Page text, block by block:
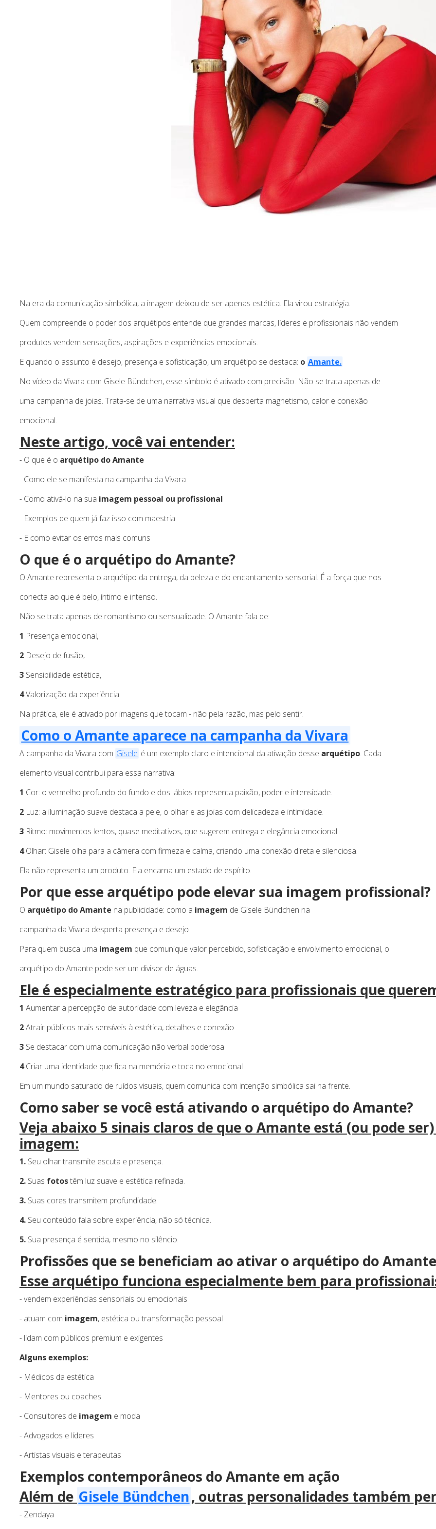
Na era da comunicação simbólica, a imagem deixou de ser apenas estética. Ela virou estratégia.
Quem compreende o poder dos arquétipos entende que grandes marcas, líderes e profissionais não vendem
produtos vendem sensações, aspirações e experiências emocionais.
E quando o assunto é desejo, presença e sofisticação, um arquétipo se destaca: o Amante.
No vídeo da Vivara com Gisele Bündchen, esse símbolo é ativado com precisão. Não se trata apenas de
uma campanha de joias. Trata-se de uma narrativa visual que desperta magnetismo, calor e conexão
emocional.
Neste artigo, você vai entender:
- O que é o arquétipo do Amante
- Como ele se manifesta na campanha da Vivara
- Como ativá-lo na sua imagem pessoal ou profissional
- Exemplos de quem já faz isso com maestria
- E como evitar os erros mais comuns
O que é o arquétipo do Amante?
O Amante representa o arquétipo da entrega, da beleza e do encantamento sensorial. É a força que nos
conecta ao que é belo, íntimo e intenso.
Não se trata apenas de romantismo ou sensualidade. O Amante fala de:
1 Presença emocional,
2 Desejo de fusão,
3 Sensibilidade estética,
4Valorização da experiência.
Na prática, ele é ativado por imagens que tocam - não pela razão, mas pelo sentir.
Como o Amante aparece na campanha da Vivara
A campanha da Vivara com Gisele é um exemplo claro e intencional da ativação desse arquétipo. Cada
elemento visual contribui para essa narrativa:
1 Cor: o vermelho profundo do fundo e dos lábios representa paixão, poder e intensidade.
2 Luz: a iluminação suave destaca a pele, o olhar e as joias com delicadeza e intimidade.
3 Ritmo: movimentos lentos, quase meditativos, que sugerem entrega e elegância emocional.
4Olhar: Gisele olha para a câmera com firmeza e calma, criando uma conexão direta e silenciosa.
Ela não representa um produto. Ela encarna um estado de espírito.
Por que esse arquétipo pode elevar sua imagem profissional?
O arquétipo do Amante na publicidade: como a imagem de Gisele Bündchen na
campanha da Vivara desperta presença e desejo
Para quem busca uma imagem que comunique valor percebido, sofisticação e envolvimento emocional, o
arquétipo do Amante pode ser um divisor de águas.
Ele é especialmente estratégico para profissionais que
1 Aumentar a percepção de autoridade com leveza e elegância
2Atrair públicos mais sensíveis à estética, detalhes e conexão
3 Se destacar com uma comunicação não verbal poderosa
4Criar uma identidade que fica na memória e toca no emocional
Em um mundo saturado de ruídos visuais, quem comunica com intenção simbólica sai na frente.
Como saber se você está ativando o arquétipo do Amante?
Veja abaixo 5 sinais claros de que o Amante está (ou pode
imagem:
1. Seu olhar transmite escuta e presença.
2. Suas fotostêm luz suave e estética refinada.
3. Suas cores transmitem profundidade.
4. Seu conteúdo fala sobre experiência, não só técnica.
5. Sua presença é sentida, mesmo no silêncio.
Profissões que se beneficiam ao ativar o arquétipo do Amante
Esse arquétipo funciona especialmente bem para
- vendem experiências sensoriais ou emocionais
- atuam com imagem, estética ou transformação pessoal
- lidam com públicos premium e exigentes
Alguns exemplos:
- Médicos da estética
- Mentores ou coaches
- Consultores de imagem e moda
- Advogados e líderes
- Artistas visuais e terapeutas
Exemplos contemporâneos do Amante em ação
Além de Gisele Bündchen, outras personalidades também
- Zendaya